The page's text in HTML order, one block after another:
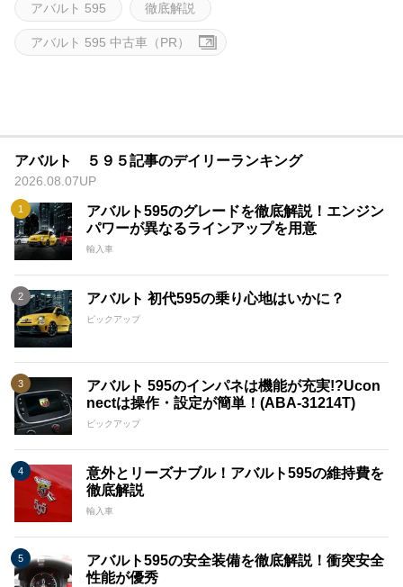
アバルト 595 徹底解説
アバルト 595 中古車（PR）
アバルト ５９５記事のデイリーランキング
2026.08.07UP
アバルト595のグレードを徹底解説！エンジン
パワーが異なるラインアップを用意
輸入車
アバルト 初代595の乗り心地はいかに？
ピックアップ
アバルト 595のインパネは機能が充実!?Ucon
nectは操作・設定が簡単！(ABA-31214T)
ピックアップ
意外とリーズナブル！アバルト595の維持費を
徹底解説
輸入車
アバルト595の安全装備を徹底解説！衝突安全
性能が優秀